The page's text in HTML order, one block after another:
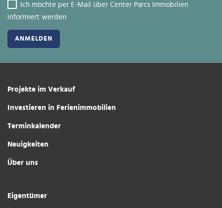
Ich möchte per E-Mail über Center Parcs Immobilien
informiert werden
Projekte im Verkauf
Investieren in Ferienimmobilien
Terminkalender
Neuigkeiten
Über uns
Eigentümer